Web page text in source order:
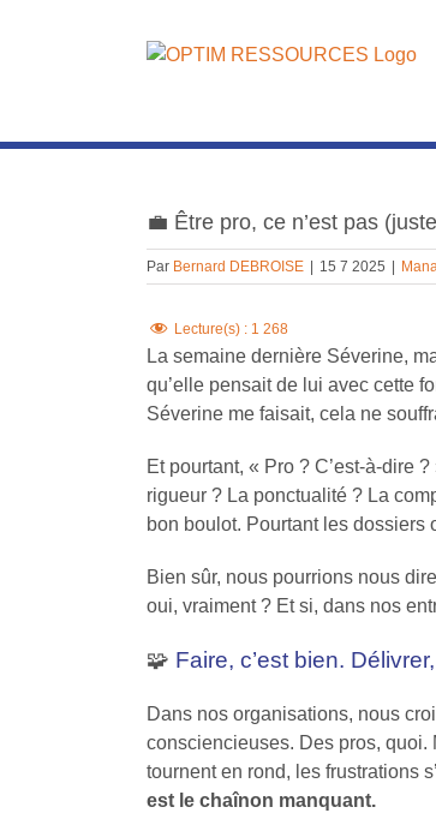
l'image
💼 Être pro, ce n’est pas
Par Bernard DEBROISE 15 7 2025
Lecture(s) : 1 268
La semaine dernière Séverine,
qu’elle pensait de lui avec cette
Séverine me faisait, cela ne
Et pourtant, « Pro ? C’est-à-dire
rigueur ? La ponctualité ? La
bon boulot. Pourtant les dossiers
Bien sûr, nous pourrions nous
oui, vraiment ? Et si, dans nos
🧩 Faire, c’est bien.
Dans nos organisations, nous
consciencieuses. Des pros, quoi.
tournent en rond, les frustrations
est le chaînon manquant.